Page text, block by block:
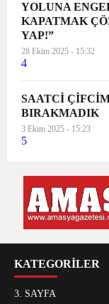
YOLUNA
KAPATMAK
YAP!”
28 Ekim 2025 - 15:32
4
SAATCİ
BIRAKMADIK
3 Ekim 2025 - 15:23
5
KATEGORİLER
3. SAYFA